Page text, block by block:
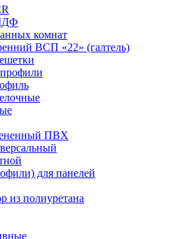
комнат
ВСП «22» (галтель)
ПВХ
для панелей
из полиуретана